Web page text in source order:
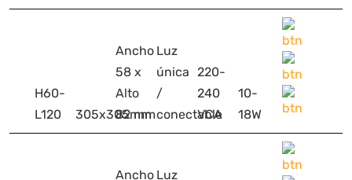
H60-
L120
305x305mm
Ancho
58 x
Alto
82 mm
Luz
única
/
conectable
220-
240
VCA
10-
18W
Ancho Luz